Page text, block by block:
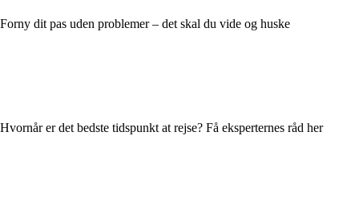
Forny dit pas uden problemer – det skal du vide og huske
Hvornår er det bedste tidspunkt at rejse? Få eksperternes råd her